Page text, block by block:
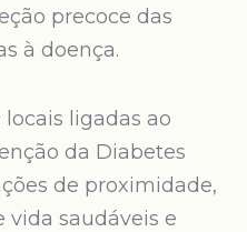
precoce das
à doença.
locais ligadas ao
da Diabetes
de proximidade,
vida saudáveis e